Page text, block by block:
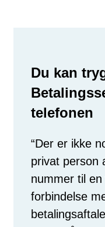
Du kan
telefonen
“Der er ikke
privat person
nummer til
forbindelse